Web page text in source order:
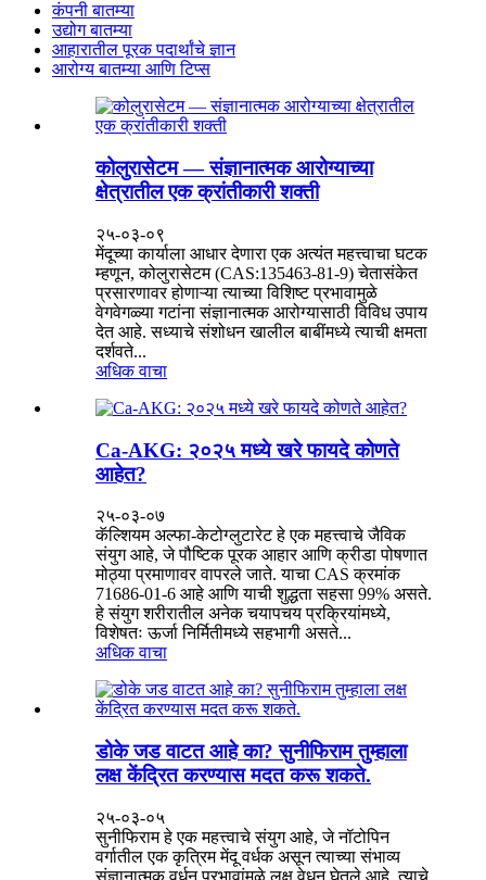
कंपनी बातम्या
उद्योग बातम्या
आहारातील पूरक पदार्थांचे ज्ञान
आरोग्य बातम्या आणि टिप्स
कोलुरासेटम — संज्ञानात्मक आरोग्याच्या
क्षेत्रातील एक क्रांतीकारी शक्ती
२५-०३-०९
मेंदूच्या कार्याला आधार देणारा एक अत्यंत महत्त्वाचा घटक
म्हणून, कोलुरासेटम (CAS:135463-81-9) चेतासंकेत
प्रसारणावर होणाऱ्या त्याच्या विशिष्ट प्रभावामुळे
वेगवेगळ्या गटांना संज्ञानात्मक आरोग्यासाठी विविध उपाय
देत आहे. सध्याचे संशोधन खालील बाबींमध्ये त्याची क्षमता
दर्शवते...
अधिक वाचा
Ca-AKG: २०२५ मध्ये खरे फायदे कोणते
आहेत?
२५-०३-०७
कॅल्शियम अल्फा-केटोग्लुटारेट हे एक महत्त्वाचे जैविक
संयुग आहे, जे पौष्टिक पूरक आहार आणि क्रीडा पोषणात
मोठ्या प्रमाणावर वापरले जाते. याचा CAS क्रमांक
71686-01-6 आहे आणि याची शुद्धता सहसा 99% असते.
हे संयुग शरीरातील अनेक चयापचय प्रक्रियांमध्ये,
विशेषतः ऊर्जा निर्मितीमध्ये सहभागी असते...
अधिक वाचा
डोके जड वाटत आहे का? सुनीफिराम तुम्हाला
लक्ष केंद्रित करण्यास मदत करू शकते.
२५-०३-०५
सुनीफिराम हे एक महत्त्वाचे संयुग आहे, जे नॉटोपिन
वर्गातील एक कृत्रिम मेंदू वर्धक असून त्याच्या संभाव्य
संज्ञानात्मक वर्धन प्रभावांमुळे लक्ष वेधून घेतले आहे. त्याचे